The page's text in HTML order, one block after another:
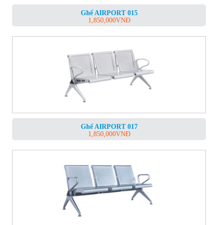
Ghế AIRPORT 015
1,850,000VNĐ
Ghế AIRPORT 017
1,850,000VNĐ